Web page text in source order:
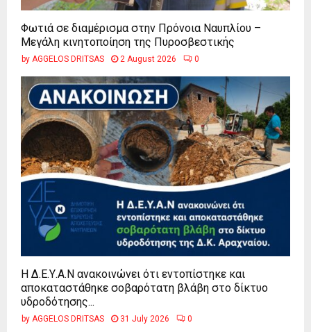
Φωτιά σε διαμέρισμα στην Πρόνοια Ναυπλίου –
Μεγάλη κινητοποίηση της Πυροσβεστικής
by AGGELOS DRITSAS 2 August 2026 0
Η Δ.Ε.Υ.Α.Ν ανακοινώνει ότι εντοπίστηκε και
αποκαταστάθηκε σοβαρότατη βλάβη στο δίκτυο
υδροδότησης...
by AGGELOS DRITSAS 31 July 2026 0